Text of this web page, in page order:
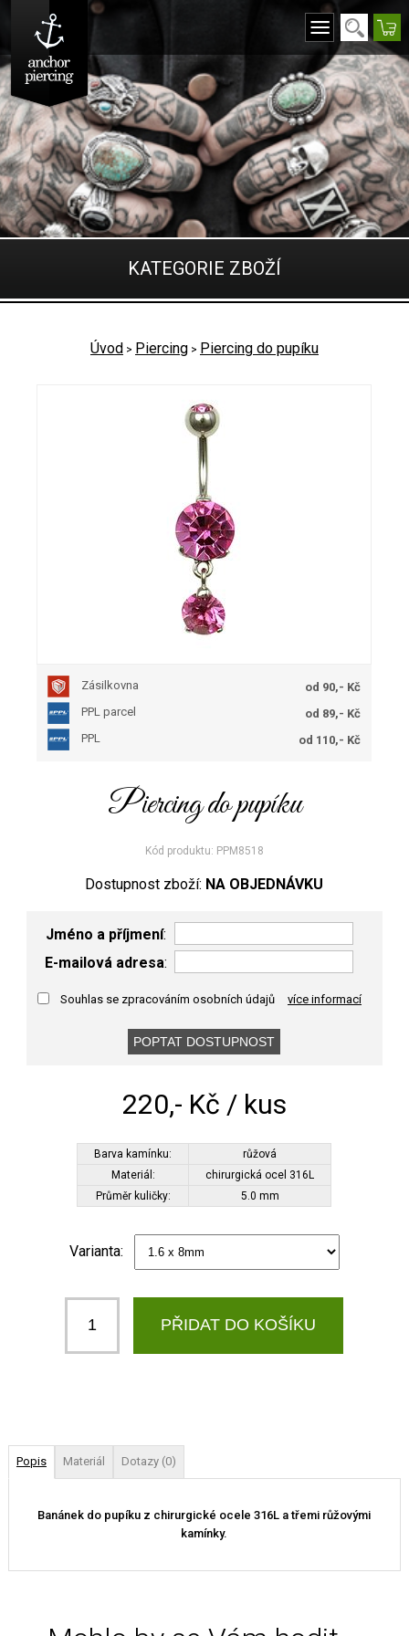
KATEGORIE ZBOŽÍ
Úvod > Piercing > Piercing do pupíku
Zásilkovna
od 90,- Kč
PPL parcel
od 89,- Kč
PPL
od 110,- Kč
Piercing do pupíku
Kód produktu: PPM8518
Dostupnost zboží: NA OBJEDNÁVKU
Jméno a příjmení:
E-mailová adresa:
Souhlas se zpracováním osobních údajů více informací
220,- Kč / kus
Barva kamínku:
růžová
Materiál:
chirurgická ocel 316L
Průměr kuličky:
5.0 mm
Varianta:
Popis Materiál Dotazy (0)
Banánek do pupíku z chirurgické ocele 316L a třemi růžovými
kamínky.